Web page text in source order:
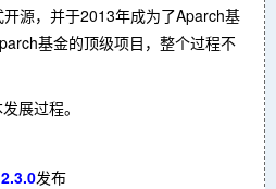
源，并于2013年成为了Aparch基
基金的顶级项目，整个过程不
展过程。
2.3.0发布